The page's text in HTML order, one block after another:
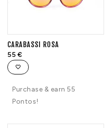
CARABASSI ROSA
55 €
Purchase & earn 55
Pontos!